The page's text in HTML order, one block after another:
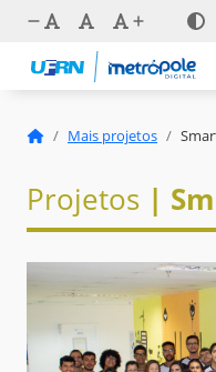
Mais projetos
Projetos |